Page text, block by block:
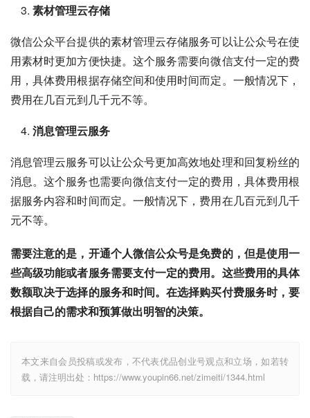
素材管理云存储
微信公众平台提供的素材管理云存储服务可以让公众号在使
用素材时更加方便快捷。这个服务需要向微信支付一定的费
用，具体费用根据存储空间和使用时间而定。一般情况下，
费用在几百元到几千元不等。
消息管理云服务
消息管理云服务可以让公众号更加高效地处理和回复粉丝的
消息。这个服务也需要向微信支付一定的费用，具体费用根
据服务内容和时间而定。一般情况下，费用在几百元到几千
元不等。
需要注意的是，开通个人微信公众号是免费的，但是使用一
些高级功能或者服务需要支付一定的费用。这些费用的具体
数额取决于选择的服务和时间。在选择购买付费服务时，要
根据自己的需求和预算做出明智的决策。
本文来自会员投稿或发布，不代表优品创业号观点和立场，如若转
载，请注明出处：https://www.youpin66.net/zimeiti/1344.html